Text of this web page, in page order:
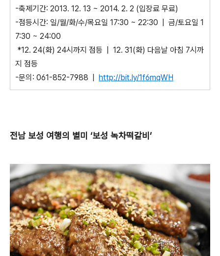
-축제기간: 2013. 12. 13 ~ 2014. 2. 2 (입장료 무료)
-점등시간: 일/월/화/수/목요일 17:30 ~ 22:30 | 금/토요일 1
7:30 ~ 24:00
*12. 24(화) 24시까지 점등 | 12. 31(화) 다음날 아침 7시까
지 점등
-문의: 061-852-7988 | http://bit.ly/1f6mqWH
전남 보성 여행의 별미 ‘보성 녹차떡갈비’